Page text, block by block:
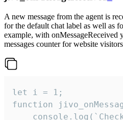
A new message from the agent is
for the default chat label as well as
example, with onMessageReceived
messages counter for website
let i = 1;
function